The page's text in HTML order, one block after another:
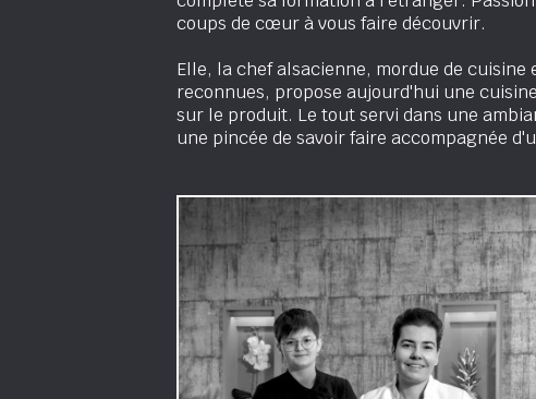
coups de cœur à vous faire découvrir.
Elle, la chef alsacienne, mordue de cuisine
reconnues, propose aujourd'hui une
sur le produit. Le tout servi dans une
une pincée de savoir faire accompagnée